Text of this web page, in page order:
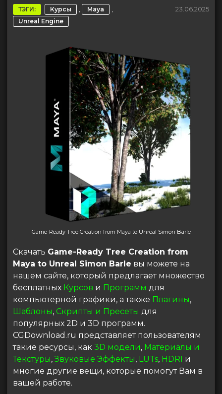
ТЭГИ: Курсы , Maya ,
Unreal Engine
23.06.2025
Game-Ready Tree Creation from Maya to Unreal Simon Barle
Скачать Game-Ready Tree Creation from
Maya to Unreal Simon Barle вы можете на
нашем сайте, который предлагает множество
бесплатных Курсов и Программ для
компьютерной графики, а также Плагины,
Шаблоны, Скрипты и Пресеты для
популярных 2D и 3D программ.
CGDownload.ru представляет пользователям
такие ресурсы, как 3D модели, Материалы и
Текстуры,Звуковые Эффекты, LUTs, HDRI и
многие другие вещи, которые помогут Вам в
вашей работе.